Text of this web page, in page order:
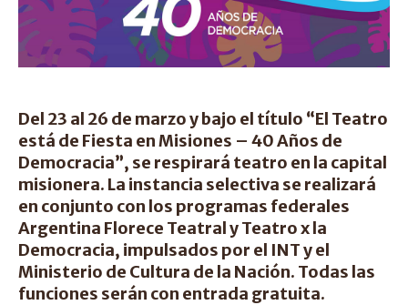
Del 23 al 26 de marzo y bajo el título “El Teatro
está de Fiesta en Misiones – 40 Años de
Democracia”, se respirará teatro en la capital
misionera. La instancia selectiva se realizará
en conjunto con los programas federales
Argentina Florece Teatral y Teatro x la
Democracia, impulsados por el INT y el
Ministerio de Cultura de la Nación. Todas las
funciones serán con entrada gratuita.